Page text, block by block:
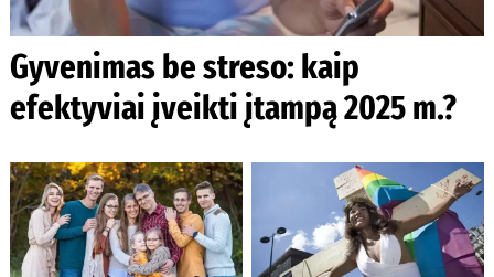
Gyvenimas be streso: kaip
efektyviai įveikti įtampą 2025 m.?